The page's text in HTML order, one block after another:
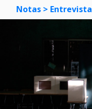
Notas > Entrevista